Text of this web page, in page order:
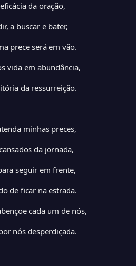
da oração,
a buscar e bater,
prece será em vão.
vida em abundância,
da ressurreição.
minhas preces,
da jornada,
seguir em frente,
de ficar na estrada.
cada um de nós,
nós desperdiçada.